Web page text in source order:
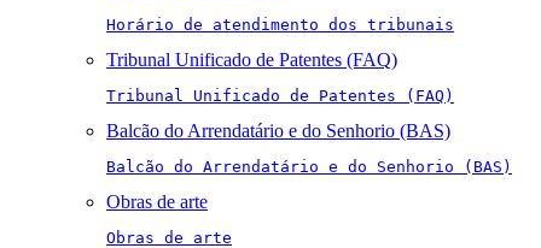
Horário de atendimento dos tribunais
Tribunal Unificado de Patentes (FAQ)
Tribunal Unificado de Patentes (FAQ)
Balcão do Arrendatário e do Senhorio (BAS)
Balcão do Arrendatário e do Senhorio (BAS)
Obras de arte
Obras de arte